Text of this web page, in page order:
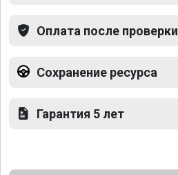
Оплата после проверки
Сохранение ресурса
Гарантия 5 лет